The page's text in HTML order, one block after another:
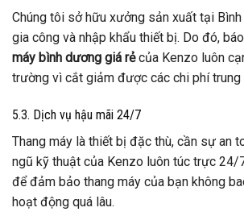
Chúng tôi sở hữu xưởng sản xuất tại Bình
gia công và nhập khẩu thiết bị. Do đó,
máy bình dương giá rẻcủa Kenzo luôn
trường vì cắt giảm được các chi phí trung
5.3. Dịch vụ hậu mãi 24/7
Thang máy là thiết bị đặc thù, cần sự an
ngũ kỹ thuật của Kenzo luôn túc trực 24/
để đảm bảo thang máy của bạn không
hoạt động quá lâu.